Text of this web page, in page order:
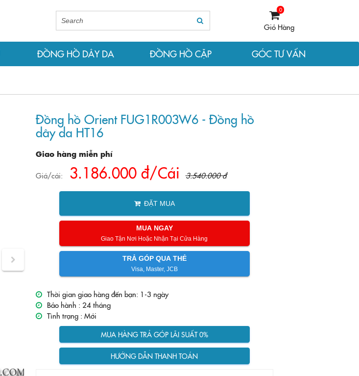
0
Giỏ Hàng
ĐỒNG HỒ DÂY DA ĐỒNG HỒ CẶP GÓC TƯ VẤN
Đồng hồ Orient FUG1R003W6 - Đồng hồ
dây da HT16
Giao hàng miễn phí
Giá/cái: 3.186.000 đ/Cái 3.540.000 đ
ĐẶT MUA
MUA NGAY
Giao Tận Nơi Hoặc Nhận Tại Cửa Hàng
TRẢ GÓP QUA THẺ
Visa, Master, JCB
Thời gian giao hàng đến bạn: 1-3 ngày
Bảo hành : 24 tháng
Tình trạng : Mới
MUA HÀNG TRẢ GÓP LÃI SUẤT 0%
HƯỚNG DẪN THANH TOÁN